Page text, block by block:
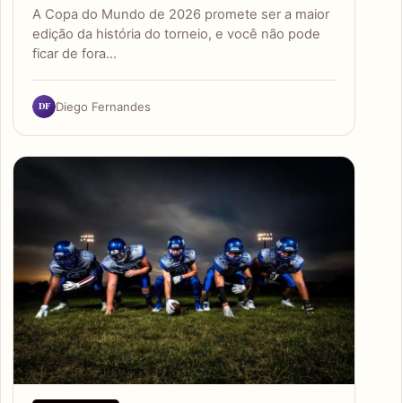
A Copa do Mundo de 2026 promete ser a maior
edição da história do torneio, e você não pode
ficar de fora…
DF Diego Fernandes